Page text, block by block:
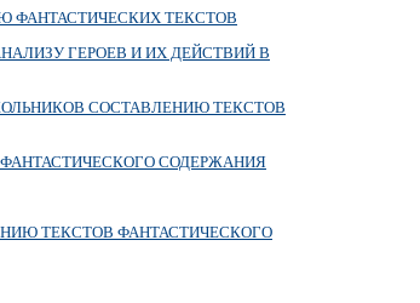
ФАНТАСТИЧЕСКИХ ТЕКСТОВ
ГЕРОЕВ И ИХ ДЕЙСТВИЙ В
СОСТАВЛЕНИЮ ТЕКСТОВ
СОДЕРЖАНИЯ
ТЕКСТОВ ФАНТАСТИЧЕСКОГО